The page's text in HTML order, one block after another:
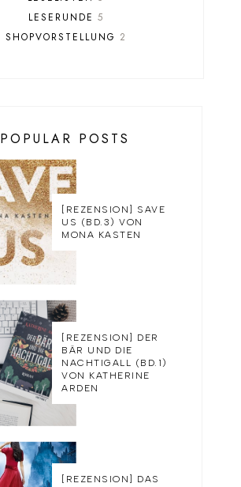
LESERUNDE 5
SHOPVORSTELLUNG 2
POPULAR POSTS
[REZENSION] SAVE
US (BD.3) VON
MONA KASTEN
[REZENSION] DER
BÄR UND DIE
NACHTIGALL (BD.1)
VON KATHERINE
ARDEN
[REZENSION] DAS